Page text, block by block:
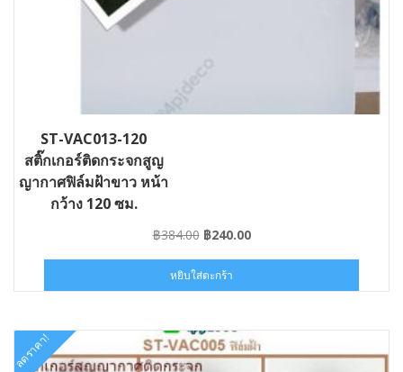
ST-VAC013-120
สติ๊กเกอร์ติดกระจกสูญ
ญากาศฟิล์มฝ้าขาว หน้า
กว้าง 120 ซม.
฿384.00 Original
was:
฿384.00.
฿240.00Current
฿240.00.
หยิบใส่ตะกร้า
ลดราคา!